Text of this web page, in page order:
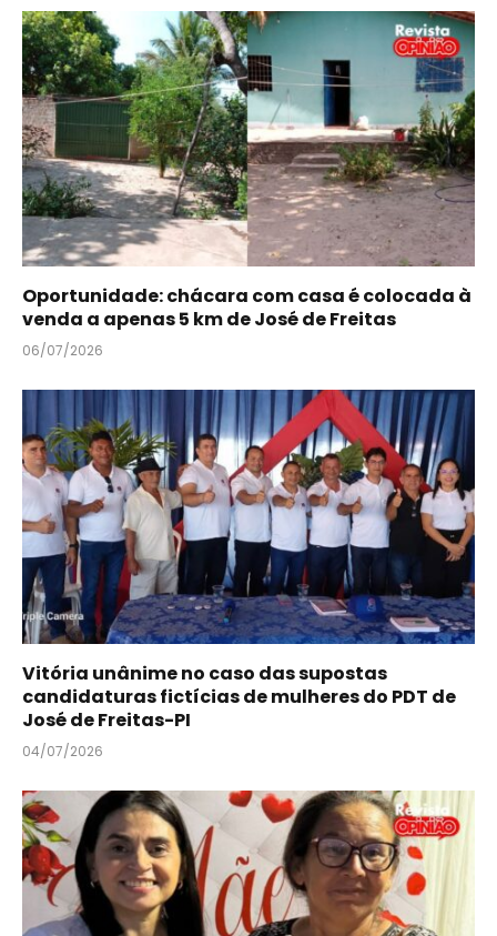
Oportunidade: chácara com casa é colocada à
venda a apenas 5 km de José de Freitas
06/07/2026
Vitória unânime no caso das supostas
candidaturas fictícias de mulheres do PDT de
José de Freitas-PI
04/07/2026